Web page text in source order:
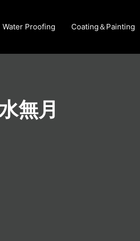
Water Proofing Coating＆Painting
無月